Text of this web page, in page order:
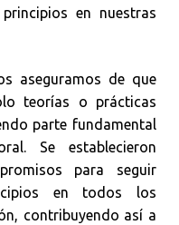
en nuestras
aseguramos de que
teorías o prácticas
parte fundamental
Se establecieron
para seguir
en todos los
contribuyendo así a